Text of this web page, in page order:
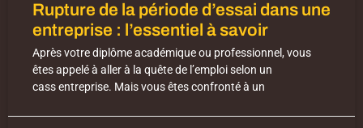
Rupture de la période d’essai dans une
entreprise : l’essentiel à savoir
Après votre diplôme académique ou professionnel, vous
êtes appelé à aller à la quête de l’emploi selon un
cass entreprise. Mais vous êtes confronté à un